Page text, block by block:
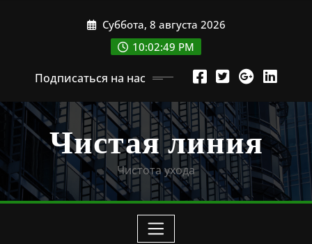
Суббота, 8 августа 2026
10:02:50 PM
Подписаться на нас
Чистая линия
Чистота ухода